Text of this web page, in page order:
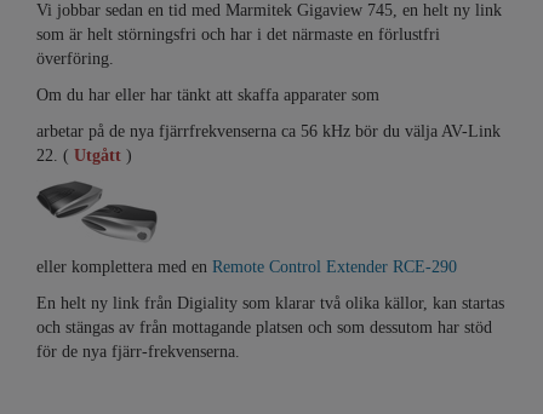
Vi jobbar sedan en tid med Marmitek Gigaview 745, en helt ny link
som är helt störningsfri och har i det närmaste en förlustfri
överföring.
Om du har eller har tänkt att skaffa apparater som
arbetar på de nya fjärrfrekvenserna ca 56 kHz bör du välja AV-Link
22. ( Utgått )
eller komplettera med en Remote Control Extender RCE-290
En helt ny link från Digiality som klarar två olika källor, kan startas
och stängas av från mottagande platsen och som dessutom har stöd
för de nya fjärr-frekvenserna.